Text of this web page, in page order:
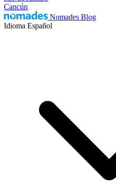
Cancún
Nomades Blog
Idioma Español